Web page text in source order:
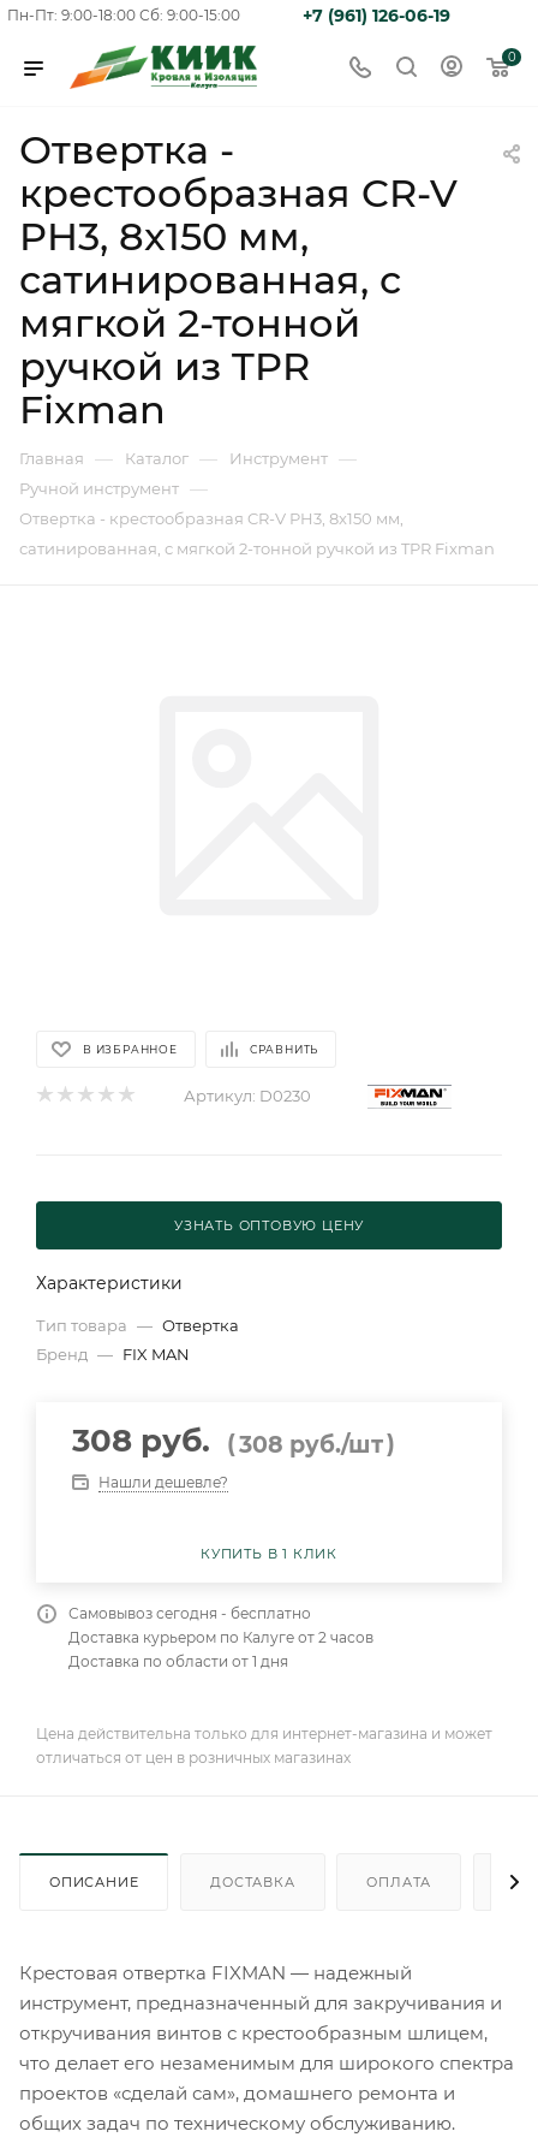
Пн-Пт: 9:00-18:00 Сб: 9:00-15:00 +7 (961) 126-06-19
0
Отвертка -
крестообразная CR-V
PH3, 8x150 мм,
сатинированная, с
мягкой 2-тонной
ручкой из TPR
Fixman
Главная — Каталог — Инструмент —
Ручной инструмент —
Отвертка - крестообразная CR-V PH3, 8x150 мм,
сатинированная, с мягкой 2-тонной ручкой из TPR Fixman
В ИЗБРАННОЕ СРАВНИТЬ
Артикул: D0230
УЗНАТЬ ОПТОВУЮ ЦЕНУ
Характеристики
Тип товара — Отвертка
Бренд — FIX MAN
308 руб. (308 руб./шт)
Нашли дешевле?
КУПИТЬ В 1 КЛИК
Самовывоз сегодня - бесплатно
Доставка курьером по Калуге от 2 часов
Доставка по области от 1 дня
Цена действительна только для интернет-магазина и может
отличаться от цен в розничных магазинах
ОПИСАНИЕ ДОСТАВКА ОПЛАТА
Крестовая отвертка FIXMAN — надежный
инструмент, предназначенный для закручивания и
откручивания винтов с крестообразным шлицем,
что делает его незаменимым для широкого спектра
проектов «сделай сам», домашнего ремонта и
общих задач по техническому обслуживанию.